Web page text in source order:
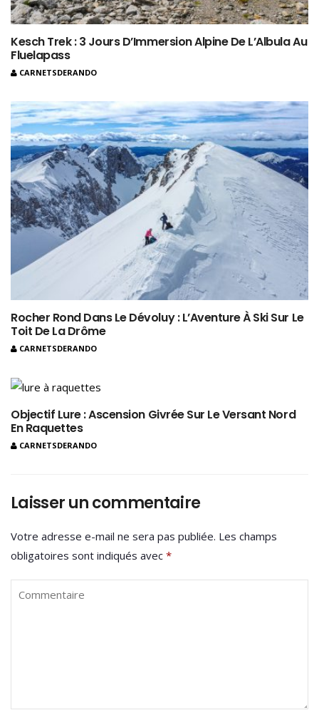
Kesch Trek : 3 Jours D’Immersion Alpine De L’Albula Au
Fluelapass
CARNETSDERANDO
Rocher Rond Dans Le Dévoluy : L’Aventure À Ski Sur Le
Toit De La Drôme
CARNETSDERANDO
Objectif Lure : Ascension Givrée Sur Le Versant Nord
En Raquettes
CARNETSDERANDO
Laisser un commentaire
Votre adresse e-mail ne sera pas publiée. Les champs
obligatoires sont indiqués avec *